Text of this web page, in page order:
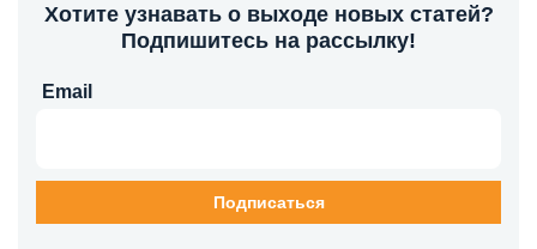
Хотите узнавать о выходе новых статей?
Подпишитесь на рассылку!
Email